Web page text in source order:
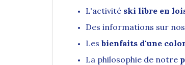
L'activité ski libre en
Des informations sur nos
Les bienfaits d'une
La philosophie de notre